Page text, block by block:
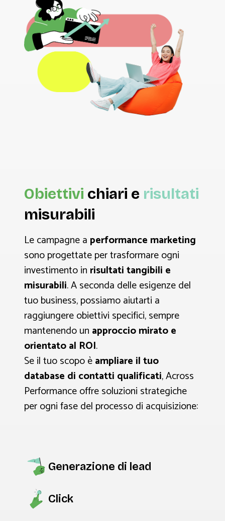
Obiettivi chiari e risultati
misurabili
Le campagne a performance marketing
sono progettate per trasformare ogni
investimento in risultati tangibili e
misurabili. A seconda delle esigenze del
tuo business, possiamo aiutarti a
raggiungere obiettivi specifici, sempre
mantenendo un approccio mirato e
orientato al ROI.
Se il tuo scopo èampliare il tuo
database di contatti qualificati, Across
Performance offre soluzioni strategiche
per ogni fase del processo di acquisizione:
Generazione di lead
Click